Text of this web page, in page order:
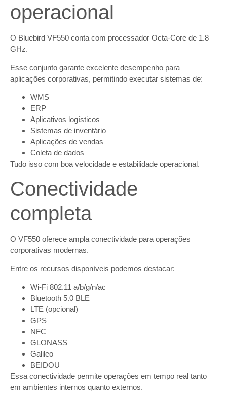
operacional
O Bluebird VF550 conta com processador Octa-Core de 1.8
GHz.
Esse conjunto garante excelente desempenho para
aplicações corporativas, permitindo executar sistemas de:
WMS
ERP
Aplicativos logísticos
Sistemas de inventário
Aplicações de vendas
Coleta de dados
Tudo isso com boa velocidade e estabilidade operacional.
Conectividade
completa
O VF550 oferece ampla conectividade para operações
corporativas modernas.
Entre os recursos disponíveis podemos destacar:
Wi-Fi 802.11 a/b/g/n/ac
Bluetooth 5.0 BLE
LTE (opcional)
GPS
NFC
GLONASS
Galileo
BEIDOU
Essa conectividade permite operações em tempo real tanto
em ambientes internos quanto externos.